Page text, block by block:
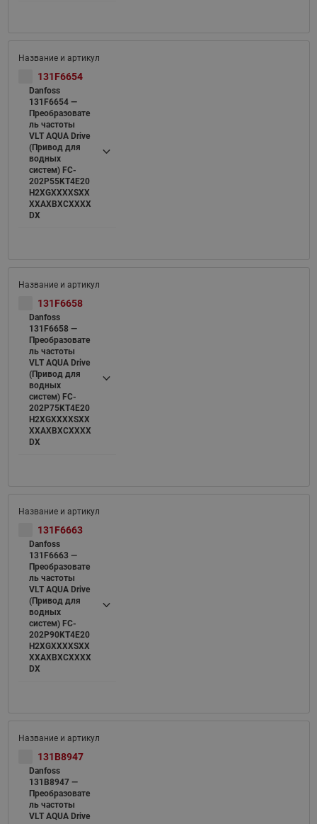
131F6654
Danfoss
131F6654 —
Преобразовате
ль частоты
VLT AQUA Drive
(Привод для
водных
систем) FC-
202P55KT4E20
H2XGXXXXSXX
XXAXBXCXXXX
DX
131F6658
Danfoss
131F6658 —
Преобразовате
ль частоты
VLT AQUA Drive
(Привод для
водных
систем) FC-
202P75KT4E20
H2XGXXXXSXX
XXAXBXCXXXX
DX
131F6663
Danfoss
131F6663 —
Преобразовате
ль частоты
VLT AQUA Drive
(Привод для
водных
систем) FC-
202P90KT4E20
H2XGXXXXSXX
XXAXBXCXXXX
DX
131B8947
Danfoss
131B8947 —
Преобразовате
ль частоты
VLT AQUA Drive